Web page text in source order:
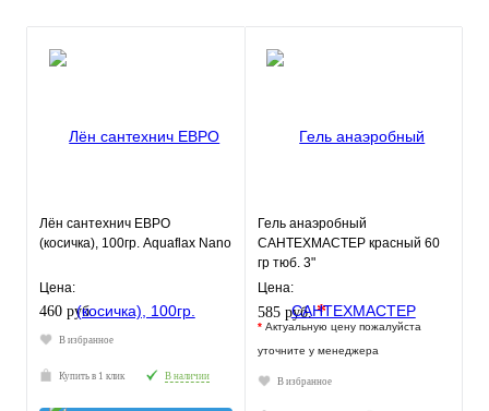
Лён сантехнич ЕВРО
(косичка), 100гр. Aquaflax Nano
Цена:
460 руб.
В избранное
Купить в 1 клик В наличии
Гель анаэробный
САНТЕХМАСТЕР красный 60
гр тюб. 3"
Цена:
585 руб.*
* Актуальную цену пожалуйста
уточните у менеджера
В избранное